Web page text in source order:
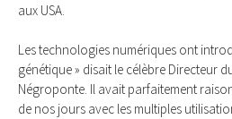
aux USA.
Les technologies numériques ont
génétique » disait le célèbre Directeur
Négroponte. Il avait parfaitement
de nos jours avec les multiples